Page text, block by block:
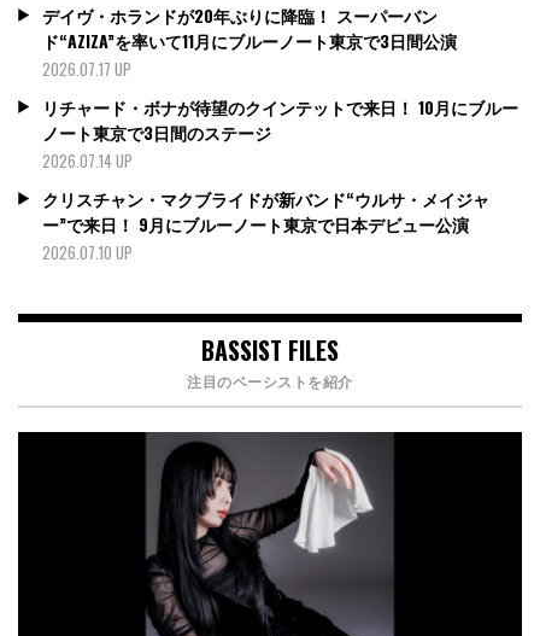
デイヴ・ホランドが20年ぶりに降臨！ スーパーバン
ド“AZIZA”を率いて11月にブルーノート東京で3日間公演
2026.07.17 UP
リチャード・ボナが待望のクインテットで来日！ 10月にブルー
ノート東京で3日間のステージ
2026.07.14 UP
クリスチャン・マクブライドが新バンド“ウルサ・メイジャ
ー”で来日！ 9月にブルーノート東京で日本デビュー公演
2026.07.10 UP
BASSIST FILES
注目のベーシストを紹介